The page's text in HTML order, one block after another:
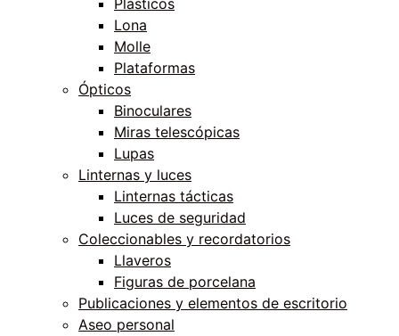
Plásticos
Lona
Molle
Plataformas
Ópticos
Binoculares
Miras telescópicas
Lupas
Linternas y luces
Linternas tácticas
Luces de seguridad
Coleccionables y recordatorios
Llaveros
Figuras de porcelana
Publicaciones y elementos de escritorio
Aseo personal